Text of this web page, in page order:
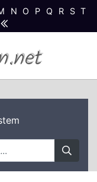
N O P Q R S T